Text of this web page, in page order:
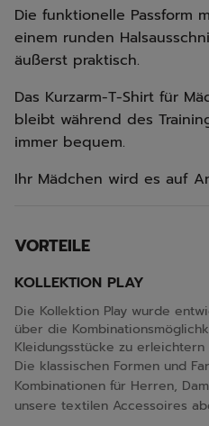
Die funktionelle Passform
einem runden
äußerst praktisch.
Das Kurzarm-T-Shirt für
bleibt während des
immer bequem.
Ihr Mädchen wird es auf
VORTEILE
KOLLEKTION PLAY
Die Kollektion Play wurde
über die
Kleidungsstücke zu
Die klassischen Formen und
Kombinationen für Herren,
unsere textilen Accessoires